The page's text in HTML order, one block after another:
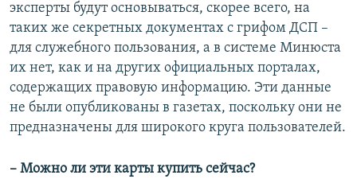
эксперты будут основываться, скорее всего, на
таких же секретных документах с грифом ДСП –
для служебного пользования, а в системе Минюста
их нет, как и на других официальных порталах,
содержащих правовую информацию. Эти данные
не были опубликованы в газетах, поскольку они не
предназначены для широкого круга пользователей.
– Можно ли эти карты купить сейчас?